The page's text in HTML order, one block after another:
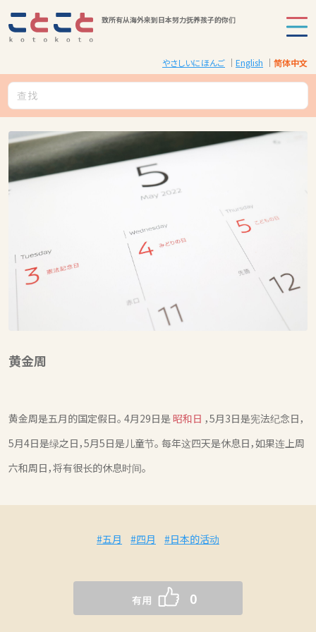
致所有从海外来到日本努力抚养孩子的你们
やさしいにほんご English 简体中文
黄金周
黄金周是五月的国定假日。 4月29日是昭和日 ，5月3日是宪法纪念日，
5月4日是绿之日，5月5日是儿童节。 每年这四天是休息日，如果连上周
六和周日，将有很长的休息时间。
#五月 #四月 #日本的活动
0